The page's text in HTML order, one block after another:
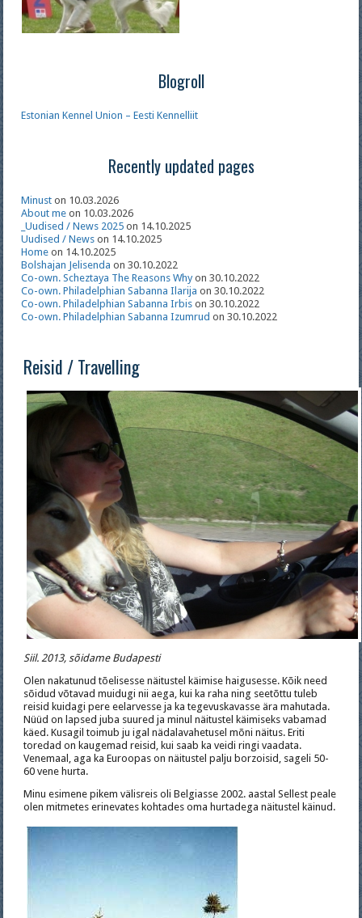
Blogroll
Estonian Kennel Union – Eesti Kennelliit
Recently updated pages
Minust on 10.03.2026
About me on 10.03.2026
_Uudised / News 2025 on 14.10.2025
Uudised / News on 14.10.2025
Home on 14.10.2025
Bolshajan Jelisenda on 30.10.2022
Co-own. Scheztaya The Reasons Whyon 30.10.2022
Co-own. Philadelphian Sabanna Ilarija on 30.10.2022
Co-own. Philadelphian Sabanna Irbis on 30.10.2022
Co-own. Philadelphian Sabanna Izumrud on 30.10.2022
Reisid / Travelling
Siil. 2013, sõidame Budapesti
Olen nakatunud tõelisesse näitustel käimise haigusesse. Kõik need
sõidud võtavad muidugi nii aega, kui ka raha ning seetõttu tuleb
reisid kuidagi pere eelarvesse ja ka tegevuskavasse ära mahutada.
Nüüd on lapsed juba suured ja minul näitustel käimiseks vabamad
käed. Kusagil toimub ju igal nädalavahetusel mõni näitus. Eriti
toredad on kaugemad reisid, kui saab ka veidi ringi vaadata.
Venemaal, aga ka Euroopas on näitustel palju borzoisid, sageli 50-
60 vene hurta.
Minu esimene pikem välisreis oli Belgiasse 2002. aastal Sellest peale
olen mitmetes erinevates kohtades oma hurtadega näitustel käinud.